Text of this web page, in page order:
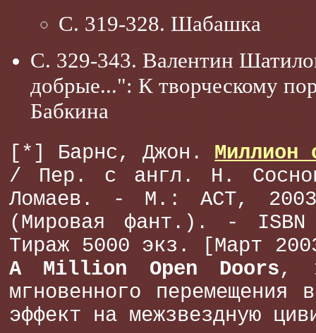
С. 319-328. Шабашка
С. 329-343. Валентин
добрые...": К творческому
Бабкина
[*] Барнс, Джон. Миллион
/ Пер. с англ. Н.
Ломаев. - М.: АСТ,
(Мировая фант.). - ISBN
Тираж 5000 экз. [Март
A Million Open Doors,
мгновенного перемещения
эффект на межзвездную